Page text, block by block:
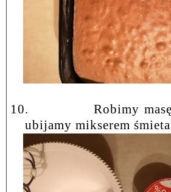
10.
Robimy
ubijamy mikserem